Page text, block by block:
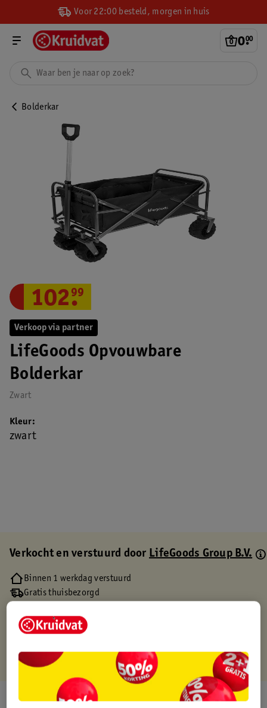
Voor 22:00 besteld, morgen in huis
0.
00
Bolderkar
Verkoop via partner
LifeGoods Opvouwbare
Bolderkar
Zwart
102.
99
Kleur
zwart
Verkocht en verstuurd doorLifeGoods Group B.V.
Binnen 1 werkdag verstuurd
Gratis thuisbezorgd
Gratis punten met je Kruidvat kaart
Over dit product